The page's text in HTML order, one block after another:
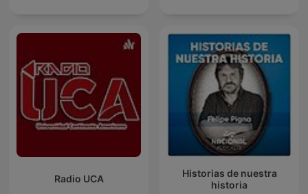
Radio UCA
Historias de nuestra
historia